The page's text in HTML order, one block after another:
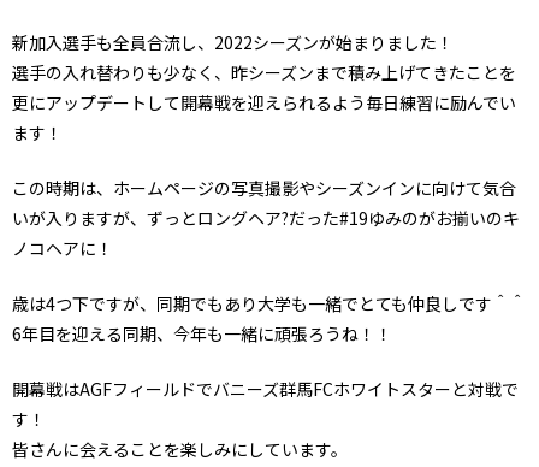
新加入選手も全員合流し、2022シーズンが始まりました！
選手の入れ替わりも少なく、昨シーズンまで積み上げてきたことを
更にアップデートして開幕戦を迎えられるよう毎日練習に励んでい
ます！
この時期は、ホームページの写真撮影やシーズンインに向けて気合
いが入りますが、ずっとロングヘア?だった#19ゆみのがお揃いのキ
ノコヘアに！
歳は4つ下ですが、同期でもあり大学も一緒でとても仲良しです＾＾
6年目を迎える同期、今年も一緒に頑張ろうね！！
開幕戦はAGFフィールドでバニーズ群馬FCホワイトスターと対戦で
す！
皆さんに会えることを楽しみにしています。